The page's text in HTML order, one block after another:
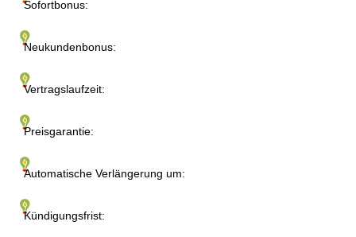
Sofortbonus:
Neukundenbonus:
Vertragslaufzeit:
Preisgarantie:
Automatische Verlängerung um:
Kündigungsfrist: